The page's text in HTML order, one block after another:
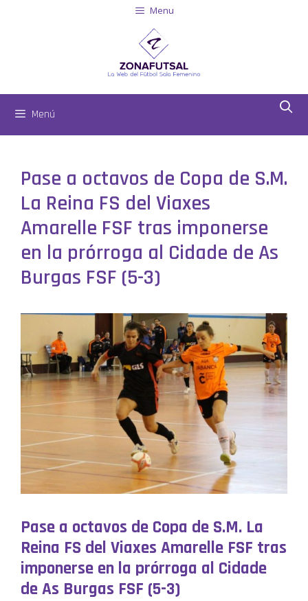
Menu
Menú
Pase a octavos de Copa de S.M.
La Reina FS del Viaxes
Amarelle FSF tras imponerse
en la prórroga al Cidade de As
Burgas FSF (5-3)
Pase a octavos de Copa de S.M. La
Reina FS del Viaxes Amarelle FSF tras
imponerse en la prórroga al Cidade
de As Burgas FSF (5-3)